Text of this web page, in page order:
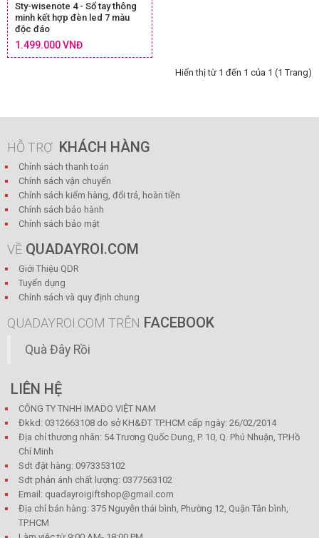
Sty-wisenote 4 - Sổ tay thông
minh kết hợp đèn led 7 màu
độc đáo
1.499.000 VNĐ
Hiển thị từ 1 đến 1 của 1 (1 Trang)
HỖ TRỢ KHÁCH HÀNG
Chính sách thanh toán
Chính sách vận chuyển
Chính sách kiểm hàng, đổi trả, hoàn tiền
Chính sách bảo hành
Chính sách bảo mật
VỀ QUADAYROI.COM
Giới Thiệu QDR
Tuyển dụng
Chính sách và quy định chung
QUADAYROI.COM TRÊN FACEBOOK
Quà Đây Rồi
LIÊN HỆ
CÔNG TY TNHH IMADO VIỆT NAM
Đkkd: 0312663108 do sở KH&ĐT TP.HCM cấp ngày: 26/02/2014
Địa chỉ thương nhân: 54 Trương Quốc Dung, P. 10, Q. Phú Nhuận, TP.Hồ
Chí Minh
Sdt đặt hàng: 0973353102
Sdt phản ánh chất lượng: 0377563102
Email: quadayroigiftshop@gmail.com
Địa chỉ bán hàng: 375 Nguyễn thái bình, Phường 12, Quận Tân bình,
TP.HCM